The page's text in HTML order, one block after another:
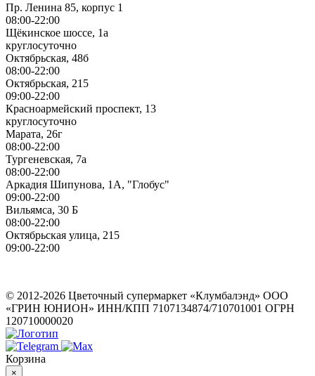
Пр. Ленина 85, корпус 1
08:00-22:00
Щёкинское шоссе, 1а
круглосуточно
Октябрьская, 48б
08:00-22:00
Октябрьская, 215
09:00-22:00
Красноармейский проспект, 13
круглосуточно
Марата, 26г
08:00-22:00
Тургеневская, 7а
08:00-22:00
Аркадия Шипунова, 1А, "Глобус"
09:00-22:00
Вильямса, 30 Б
08:00-22:00
Октябрьская улица, 215
09:00-22:00
© 2012-2026 Цветочный супермаркет «Клумбалэнд» ООО
«ГРИН ЮНИОН» ИНН/КПП 7107134874/710701001 ОГРН
120710000020
Корзина
×